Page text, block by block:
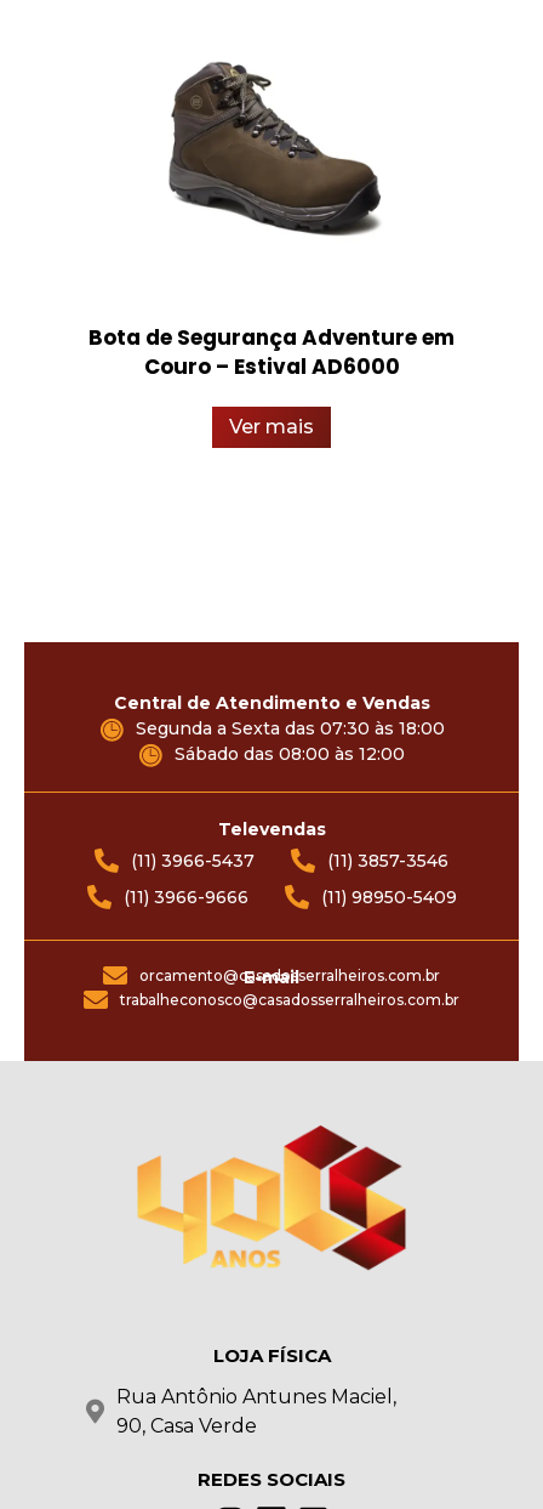
Bota de Segurança Adventure em
Couro – Estival AD6000
Ver mais
Central de Atendimento e Vendas
Segunda a Sexta das 07:30 às 18:00
Sábado das 08:00 às 12:00
Televendas
(11) 3966-5437
(11) 3857-3546
(11) 3966-9666
(11) 98950-5409
E-mail
orcamento@casadosserralheiros.com.br
trabalheconosco@casadosserralheiros.com.br
LOJA FÍSICA
Rua Antônio Antunes Maciel,
90, Casa Verde
REDES SOCIAIS